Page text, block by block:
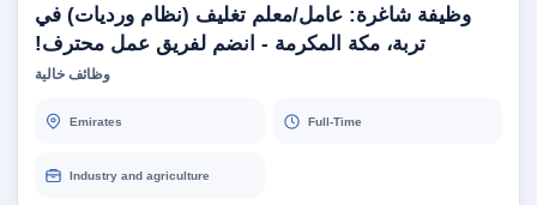
وظيفة شاغرة: عامل/معلم تغليف (نظام ورديات) في
تربة، مكة المكرمة - انضم لفريق عمل محترف!
وظائف خالية
Emirates Full-Time
Industry and agriculture